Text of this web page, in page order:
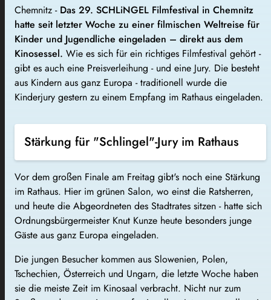
Chemnitz -Das 29. SCHLiNGEL Filmfestival in Chemnitz
hatte seit letzter Woche zu einer filmischen Weltreise für
Kinder und Jugendliche eingeladen – direkt aus dem
Kinosessel. Wie es sich für ein richtiges Filmfestival gehört -
gibt es auch eine Preisverleihung - und eine Jury. Die besteht
aus Kindern aus ganz Europa - traditionell wurde die
Kinderjury gestern zu einem Empfang im Rathaus eingeladen.
Stärkung für "Schlingel"-Jury im Rathaus
Vor dem großen Finale am Freitag gibt's noch eine Stärkung
im Rathaus. Hier im grünen Salon, wo einst die Ratsherren,
und heute die Abgeordneten des Stadtrates sitzen - hatte sich
Ordnungsbürgermeister Knut Kunze heute besonders junge
Gäste aus ganz Europa eingeladen.
Die jungen Besucher kommen aus Slowenien, Polen,
Tschechien, Österreich und Ungarn, die letzte Woche haben
sie die meiste Zeit im Kinosaal verbracht. Nicht nur zum